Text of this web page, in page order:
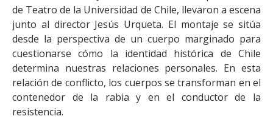
de Teatro de la Universidad de Chile, llevaron a escena
junto al director Jesús Urqueta. El montaje se sitúa
desde la perspectiva de un cuerpo marginado para
cuestionarse cómo la identidad histórica de Chile
determina nuestras relaciones personales. En esta
relación de conflicto, los cuerpos se transforman en el
contenedor de la rabia y en el conductor de la
resistencia.